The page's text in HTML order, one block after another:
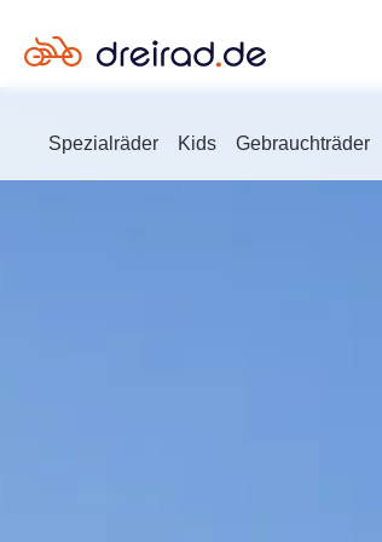
Spezialräder Kids Gebrauchträder